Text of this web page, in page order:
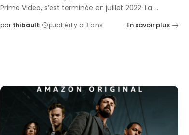
Prime Video, s’est terminée en juillet 2022. La ...
Posted
par thibault publié il y a 3 ans En savoir plus